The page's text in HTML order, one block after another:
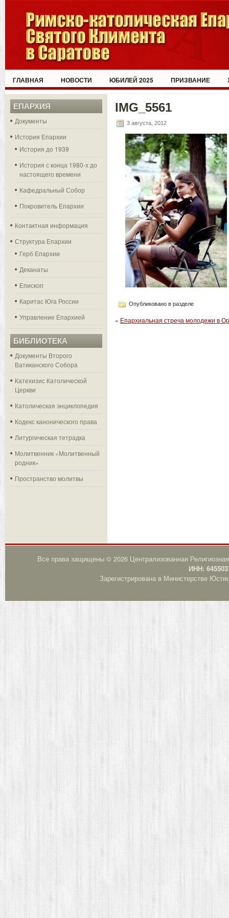
ГЛАВНАЯ НОВОСТИ ЮБИЛЕЙ 2025 ПРИЗВАНИЕ
ЕПАРХИЯ
Документы
История Епархии
История до 1939
История с конца 1980-х до
настоящего времени
Кафедральный Собор
Покровитель Епархии
Контактная информация
Структура Епархии
Герб Епархии
Деканаты
Епископ
Каритас Юга России
Управление Епархией
БИБЛИОТЕКА
Документы Второго
Ватиканского Собора
Катехизис Католической
Церкви
Католическая энциклопедия
Кодекс канонического права
Литургическая тетрадка
Молитвенник «Молитвенный
родник»
Пространство молитвы
IMG_5561
3 августа, 2012
Опубликовано в разделе
« Епархиальная стреча молодежи в
Все права защищены © 2026 Централизованная
ИНН:
Зарегистрирована в Министерстве